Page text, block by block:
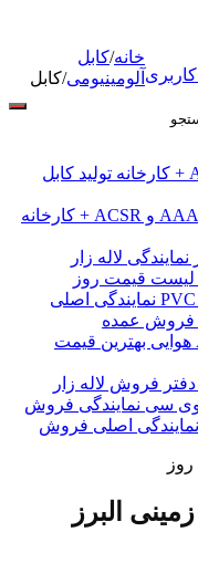
هادی آلومینیومی هوایی 50*1 AAC + کارخانه تولید کابل
هادی هوایی آلومینیومی AAC و AAAC و ACSR + کارخانه
صادرات کابل 16+70+120*3 ABC هوایی بهترین قیمت
خانه/کابل
آلومینیومی/کابل
زمینی البرز